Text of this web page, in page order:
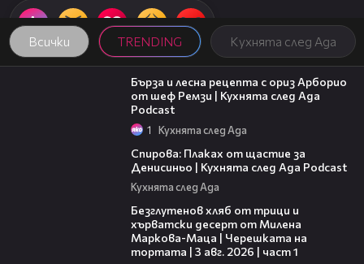
Всички TRENDING Кухнята след Ада
18:45
Бърза и лесна рецепта с ориз Арборио
от шеф Ремзи | Кухнята след Ада
Podcast
1 Кухнята след Ада
Спирова: Плаках от щастие за
Денисиньо | Кухнята след Ада Podcast
Кухнята след Ада
Безглутенов хляб от трици и
хърватски десерт от Милена
Маркова-Маца | Черешката на
тортата | 3 авг. 2026 | част 1